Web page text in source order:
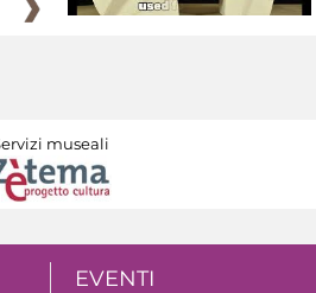
museali
EVENTI